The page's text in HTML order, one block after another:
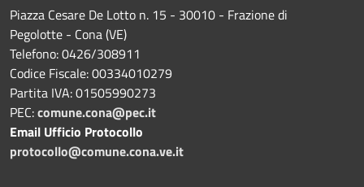
Piazza Cesare De Lotto n. 15 - 30010 - Frazione di
Pegolotte - Cona (VE)
Telefono: 0426/308911
Codice Fiscale: 00334010279
Partita IVA: 01505990273
PEC:comune.cona@pec.it
Email Ufficio Protocollo
protocollo@comune.cona.ve.it